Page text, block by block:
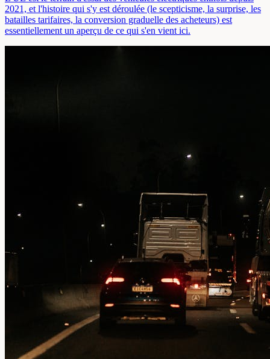
2021, et l'histoire qui s'y est déroulée (le scepticisme, la surprise, les
batailles tarifaires, la conversion graduelle des acheteurs) est
essentiellement un aperçu de ce qui s'en vient ici.